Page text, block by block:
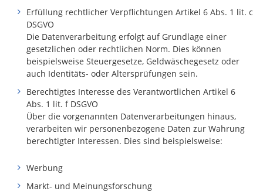
Erfüllung rechtlicher Verpflichtungen Artikel 6 Abs. 1 lit. c
DSGVO
Die Datenverarbeitung erfolgt auf Grundlage einer
gesetzlichen oder rechtlichen Norm. Dies können
beispielsweise Steuergesetze, Geldwäschegesetz oder
auch Identitäts- oder Altersprüfungen sein.
Berechtigtes Interesse des Verantwortlichen Artikel 6
Abs. 1 lit. f DSGVO
Über die vorgenannten Datenverarbeitungen hinaus,
verarbeiten wir personenbezogene Daten zur Wahrung
berechtigter Interessen. Dies sind beispielsweise:
Werbung
Markt- und Meinungsforschung